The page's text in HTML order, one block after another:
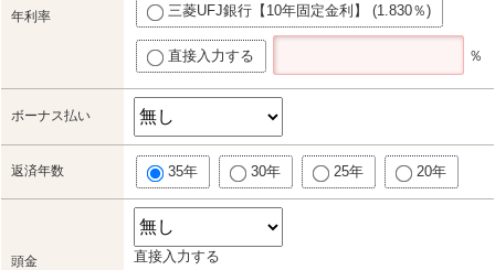
年利率 三菱UFJ銀行【10年固定金利】 (1.830％)
直接入力する ％
ボーナス払い
返済年数 35年 30年 25年 20年
頭金 直接入力する